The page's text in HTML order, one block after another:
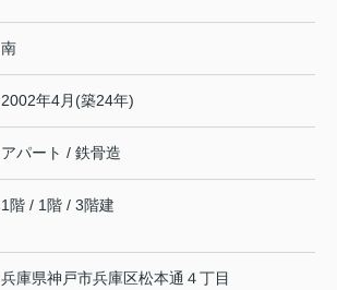
南
2002年4月(築24年)
アパート / 鉄骨造
1階 / 1階 / 3階建
兵庫県神戸市兵庫区松本通 ４丁目